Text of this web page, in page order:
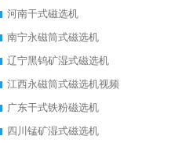
河南干式磁选机
南宁永磁筒式磁选机
辽宁黑钨矿湿式磁选机
江西永磁筒式磁选机视频
广东干式铁粉磁选机
四川锰矿湿式磁选机